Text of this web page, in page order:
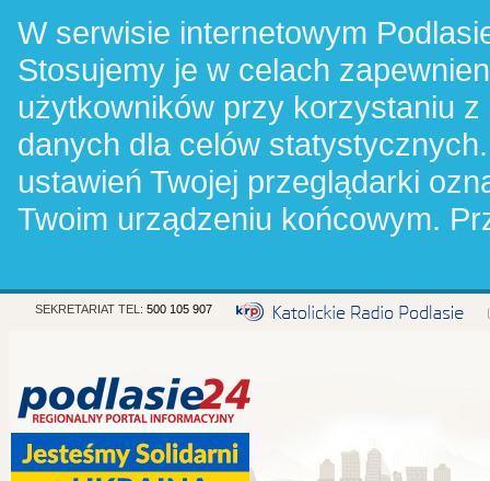
W serwisie internetowym
Stosujemy je w celach
użytkowników przy korzystaniu
danych dla celów
ustawień Twojej przeglądarki
Twoim urządzeniu końcowym.
SEKRETARIAT TEL: 500 105 907